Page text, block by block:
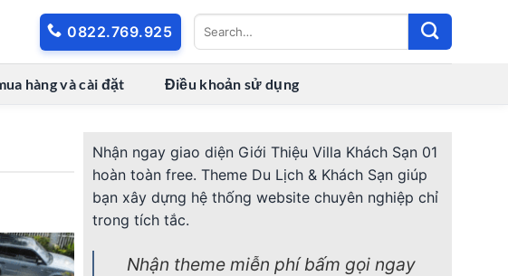
0822.769.925
hàng và cài đặt Điều khoản sử dụng
Nhận ngay giao diện Giới Thiệu Villa Khách Sạn 01
hoàn toàn free. Theme Du Lịch & Khách Sạn giúp
bạn xây dựng hệ thống website chuyên nghiệp chỉ
trong tích tắc.
Nhận theme miễn phí bấm gọi ngay